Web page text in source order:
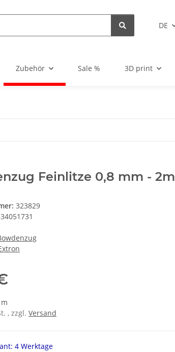
DE
Zubehör Sale % 3D print
Feinlitze 0,8 mm - 2m
323829
, zzgl. Versand
4 Werktage